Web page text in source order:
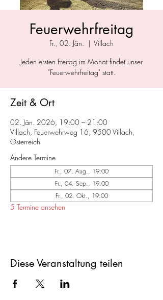
Feuerwehrfreitag
Fr., 02. Jän.
  |
Villach
Jeden ersten Freitag im Monat findet unser
"Feuerwehrfreitag" statt.
Zeit & Ort
02. Jän. 2026, 19:00 – 21:00
Villach, Feuerwehrweg 16, 9500 Villach,
Österreich
Andere Termine
Fr., 07. Aug., 19:00
Fr., 04. Sep., 19:00
Fr., 02. Okt., 19:00
5 Termine ansehen
Diese Veranstaltung teilen